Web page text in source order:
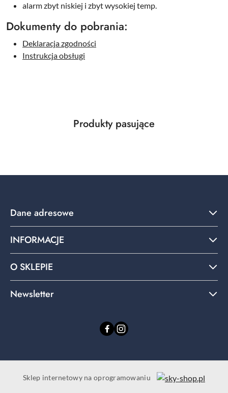
alarm zbyt niskiej i zbyt wysokiej temp.
Dokumenty do pobrania:
Deklaracja zgodności
Instrukcja obsługi
Pomiń karuzelę produktów
Produkty
Produkty pasujące
Dane adresowe
INFORMACJE
O SKLEPIE
Newsletter
Sklep internetowy na oprogramowaniu